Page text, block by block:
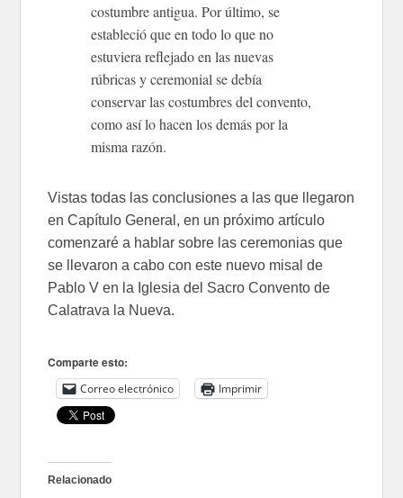
costumbre antigua. Por último, se
estableció que en todo lo que no
estuviera reflejado en las nuevas
rúbricas y ceremonial se debía
conservar las costumbres del convento,
como así lo hacen los demás por la
misma razón.
Vistas todas las conclusiones a las que llegaron
en Capítulo General, en un próximo artículo
comenzaré a hablar sobre las ceremonias que
se llevaron a cabo con este nuevo misal de
Pablo V en la Iglesia del Sacro Convento de
Calatrava la Nueva.
Comparte esto:
Correo electrónico Imprimir
Relacionado